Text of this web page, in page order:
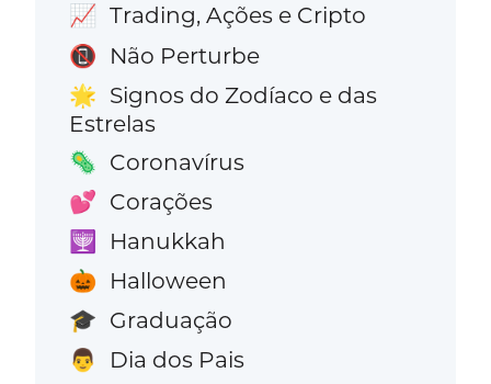
📈 Trading, Ações e Cripto
📵 Não Perturbe
🌟 Signos do Zodíaco e das
Estrelas
🦠 Coronavírus
💕 Corações
🕎 Hanukkah
🎃 Halloween
🎓 Graduação
👨 Dia dos Pais